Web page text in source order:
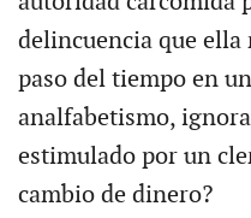
delincuencia que
paso del tiempo en
analfabetismo,
estimulado por un
cambio de dinero?